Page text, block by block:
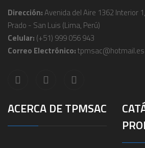
Dirección:Avenida del Aire 1362 Interior
Prado - San Luis (Lima, Perú)
Celular: (+51) 999 056 943
Correo Electrónico:tpmsac@hotmail.es
ACERCA DE TPMSAC